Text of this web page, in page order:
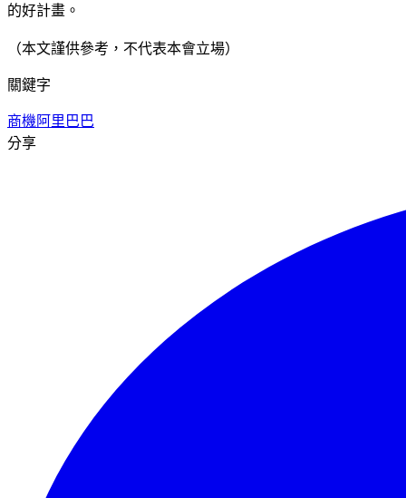
的好計畫。
（本文謹供參考，不代表本會立場）
關鍵字
商機 阿里巴巴
分享